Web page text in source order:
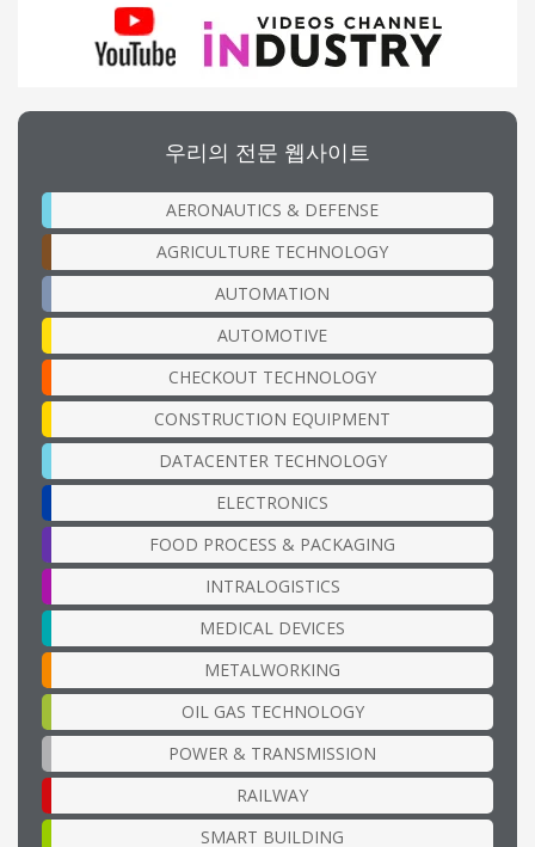
우리의 전문 웹사이트
AERONAUTICS & DEFENSE
AGRICULTURE TECHNOLOGY
AUTOMATION
AUTOMOTIVE
CHECKOUT TECHNOLOGY
CONSTRUCTION EQUIPMENT
DATACENTER TECHNOLOGY
ELECTRONICS
FOOD PROCESS & PACKAGING
INTRALOGISTICS
MEDICAL DEVICES
METALWORKING
OIL GAS TECHNOLOGY
POWER & TRANSMISSION
RAILWAY
SMART BUILDING